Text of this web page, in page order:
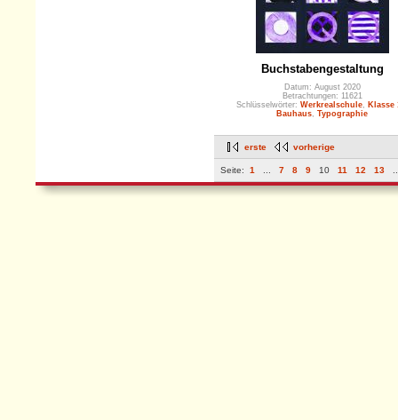
Buchstabengestaltung
Datum: August 2020
Betrachtungen: 11621
Schlüsselwörter: Werkrealschule,
Klasse
Bauhaus Typographie
erste vorherige
Seite: 1 7 8 9 10 11 12 13